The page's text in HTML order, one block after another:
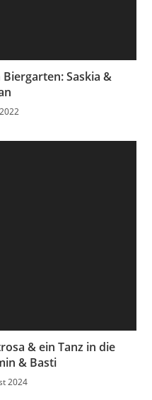
Saskia &
& ein Tanz in die
& Basti
2024